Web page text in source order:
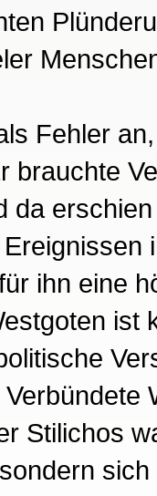
Fehler
brauchte
da
ihn eine
ist
Stilichos